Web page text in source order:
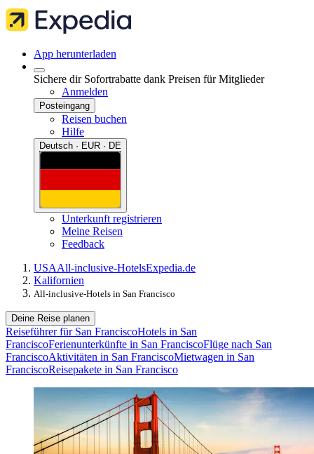
App herunterladen
Sichere dir Sofortrabatte dank Preisen für Mitglieder
Anmelden
Posteingang
Reisen buchen
Hilfe
Deutsch · EUR · DE
Unterkunft registrieren
Meine Reisen
Feedback
USAAll-inclusive-HotelsExpedia.de
Kalifornien
All-inclusive-Hotels in San Francisco
Deine Reise planen
Reiseführer für San FranciscoHotels in San
FranciscoFerienunterkünfte in San FranciscoFlüge nach San
FranciscoAktivitäten in San FranciscoMietwagen in San
FranciscoReisepakete in San Francisco